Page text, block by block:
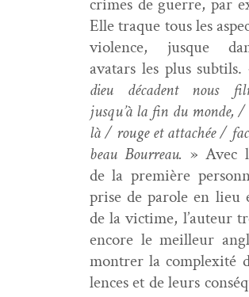
Elle traque tous les
vio­lence, jusque
avatars les plus sub­tils.
dieu déca­dent nous
jusqu’à la fin du monde, /
là / rouge et attachée /
beau Bour­reau. » Avec
de la pre­mière
prise de parole en lieu
de la vic­time, l’auteur
encore le meilleur
mon­tr­er la com­plex­ité
lences et de leurs